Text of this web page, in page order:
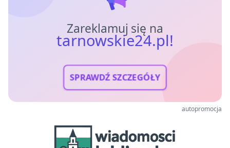
Zareklamuj się na
tarnowskie24.pl!
SPRAWDŹ SZCZEGÓŁY
autopromocja